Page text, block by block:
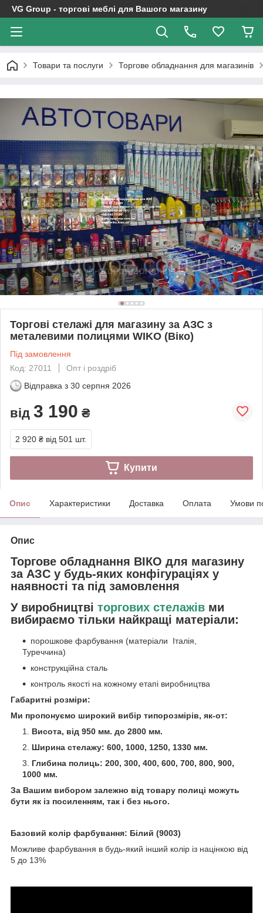
VG Group - торгові меблі для Вашого магазину
Товари та послуги Торгове обладнання для магазинів
Торгові стелажі для магазину за АЗС з
металевими полицями WIKO (Віко)
Під замовлення
Код: 27011
Опт і роздріб
Відправка з 30 серпня 2026
від 3 190 ₴
2 920 ₴ від 501 шт.
Купити
Опис Характеристики Доставка Оплата Умови
Опис
Торгове обладнання ВІКО для магазину
за АЗС у будь-яких конфігураціях у
наявності та під замовлення
У виробництві торгових стелажів ми
вибираємо тільки найкращі матеріали:
порошкове фарбування (матеріали Італія,
Туреччина)
конструкційна сталь
контроль якості на кожному етапі виробництва
Габаритні розміри:
Ми пропонуємо широкий вибір типорозмірів, як-от:
Висота, від 950 мм. до 2800 мм.
Ширина стелажу: 600, 1000, 1250, 1330 мм.
Глибина полиць: 200, 300, 400, 600, 700, 800, 900,
1000 мм.
За Вашим вибором залежно від товару полиці можуть
бути як із посиленням, так і без нього.
Базовий колір фарбування: Білий (9003)
Можливе фарбування в будь-який інший колір із націнкою від
5 до 13%